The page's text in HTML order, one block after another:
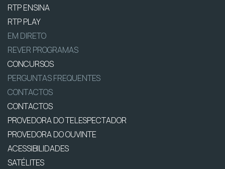
RTP ENSINA
RTP PLAY
EM DIRETO
REVER PROGRAMAS
CONCURSOS
PERGUNTAS FREQUENTES
CONTACTOS
CONTACTOS
PROVEDORA DO TELESPECTADOR
PROVEDORA DO OUVINTE
ACESSIBILIDADES
SATÉLITES